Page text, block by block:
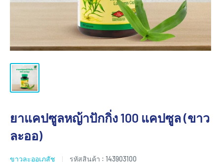
ยาแคปซูลหญ้าปักกิ่ง 100 แคปซูล (ขาว
ละออ)
ขาวละออเภสัช รหัสสินค้า : 143903100